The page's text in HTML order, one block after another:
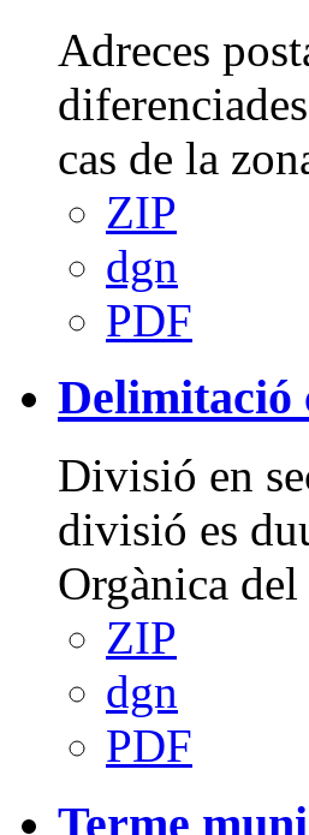
Adreces
cas de la
ZIP
dgn
PDF
Delimitació
Divisió en
divisió es
Orgànica
ZIP
dgn
PDF
Terme